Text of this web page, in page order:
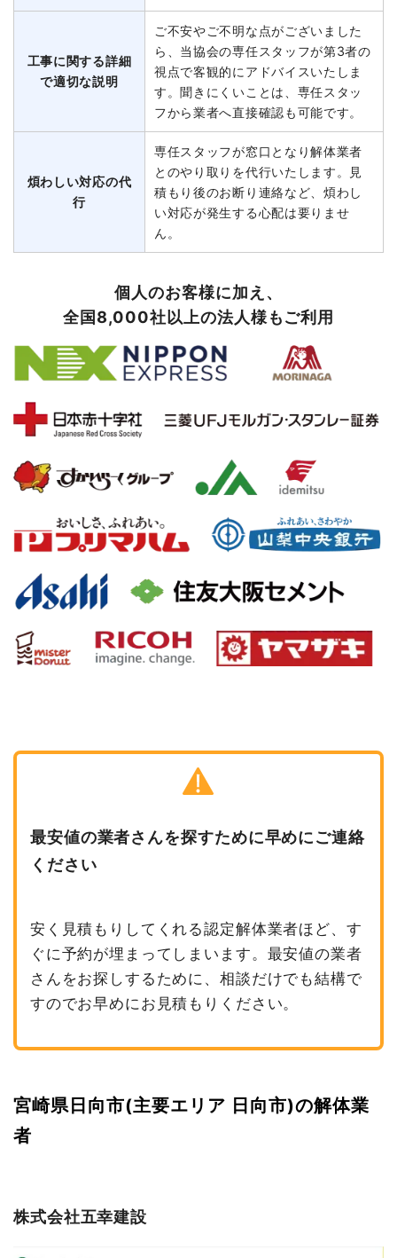
工事に関する詳細
で適切な説明
ご不安やご不明な点がございました
ら、当協会の専任スタッフが第3者の
視点で客観的にアドバイスいたしま
す。聞きにくいことは、専任スタッ
フから業者へ直接確認も可能です。
煩わしい対応の代
行
専任スタッフが窓口となり解体業者
とのやり取りを代行いたします。見
積もり後のお断り連絡など、煩わし
い対応が発生する心配は要りませ
ん。
個人のお客様に加え、
全国8,000社以上の法人様もご利用
最安値の業者さんを探すために早めにご連絡
ください
安く見積もりしてくれる認定解体業者ほど、す
ぐに予約が埋まってしまいます。最安値の業者
さんをお探しするために、相談だけでも結構で
すのでお早めにお見積もりください。
宮崎県日向市(主要エリア 日向市)の解体業
者
株式会社五幸建設